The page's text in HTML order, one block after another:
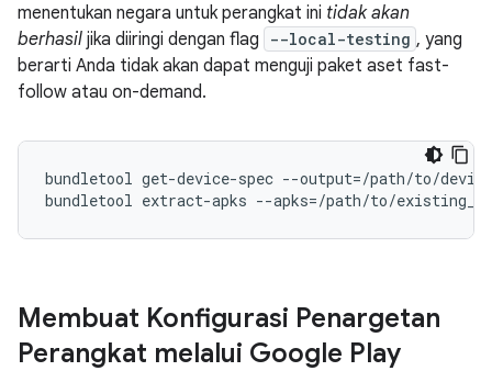
menentukan negara untuk perangkat ini tidak akan
berhasil jika diiringi dengan flag --local-testing , yang
berarti Anda tidak akan dapat menguji paket aset fast-
follow atau on-demand.
bundletool get-device-spec --output=/path/to/
Membuat Konfigurasi Penargetan
Perangkat melalui Google Play